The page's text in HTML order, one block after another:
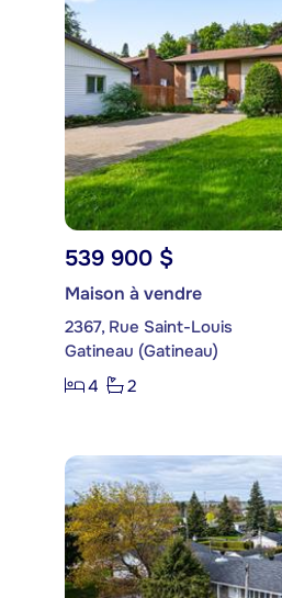
539 900 $
Maison à vendre
2367, Rue Saint-Louis
Gatineau (Gatineau)
4
2